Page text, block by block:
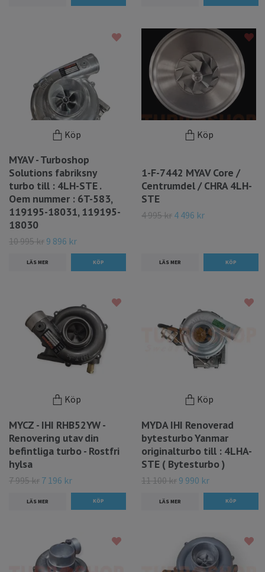
Köp
MYAV - Turboshop
Solutions fabriksny
turbo till : 4LH-STE .
Oem nummer : 6T-583,
119195-18031, 119195-
18030
10 995 kr 9 896 kr
LÄS MER
Köp
1-F-7442 MYAV Core /
Centrumdel / CHRA 4LH-
STE
4 995 kr 4 496 kr
LÄS MER
Köp
MYCZ - IHI RHB52YW -
Renovering utav din
befintliga turbo - Rostfri
hylsa
7 995 kr 7 196 kr
LÄS MER
Köp
MYDA IHI Renoverad
bytesturbo Yanmar
originalturbo till : 4LHA-
STE ( Bytesturbo )
11 100 kr 9 990 kr
LÄS MER